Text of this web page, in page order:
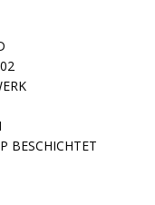
BESCHICHTET